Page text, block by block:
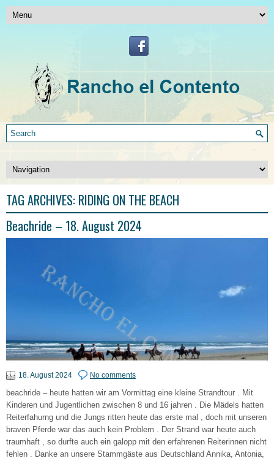
TAG ARCHIVES: RIDING ON THE BEACH
Beachride – 18. August 2024
18. August 2024 No comments
beachride – heute hatten wir am Vormittag eine kleine Strandtour . Mit
Kinderen und Jugentlichen zwischen 8 und 16 jahren . Die Mädels hatten
Reiterfahurng und die Jungs ritten heute das erste mal , doch mit unseren
braven Pferde war das auch kein Problem . Der Strand war heute auch
traumhaft , so durfte auch ein galopp mit den erfahrenen Reiterinnen nicht
fehlen . Danke an unsere Stammgäste aus Deutschland Annika, Antonia,